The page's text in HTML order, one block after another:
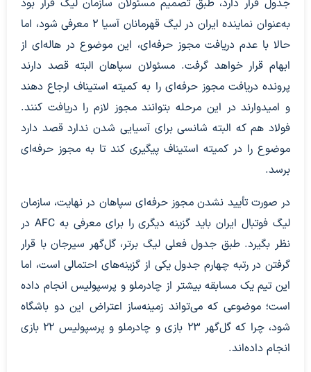
جدول قرار دارد، طبق تصمیم مسئولان سازمان لیگ قرار بود
به‌عنوان نماینده ایران در لیگ قهرمانان آسیا ۲ معرفی شود، اما
حالا با عدم دریافت مجوز حرفه‌ای، این موضوع در هاله‌ای از
ابهام قرار خواهد گرفت. مسئولان سپاهان البته قصد دارند
پرونده دریافت مجوز حرفه‌ای را به کمیته استیناف ارجاع دهند
و امیدوارند در این مرحله بتوانند مجوز لازم را دریافت کنند.
فولاد هم که البته شانسی برای آسیایی شدن ندارد قصد دارد
موضوع را در کمیته استیناف پیگیری کند تا به مجوز حرفه‌ای
برسد.
در صورت تأیید نشدن مجوز حرفه‌ای سپاهان در نهایت، سازمان
لیگ فوتبال ایران باید گزینه دیگری را برای معرفی به AFC در
نظر بگیرد. طبق جدول فعلی لیگ برتر، گل‌گهر سیرجان با قرار
گرفتن در رتبه چهارم جدول یکی از گزینه‌های احتمالی است، اما
این تیم یک مسابقه بیشتر از چادرملو و پرسپولیس انجام داده
است؛ موضوعی که می‌تواند زمینه‌ساز اعتراض این دو باشگاه
شود، چرا که گل‌گهر ۲۳ بازی و چادرملو و پرسپولیس ۲۲ بازی
انجام داده‌اند.